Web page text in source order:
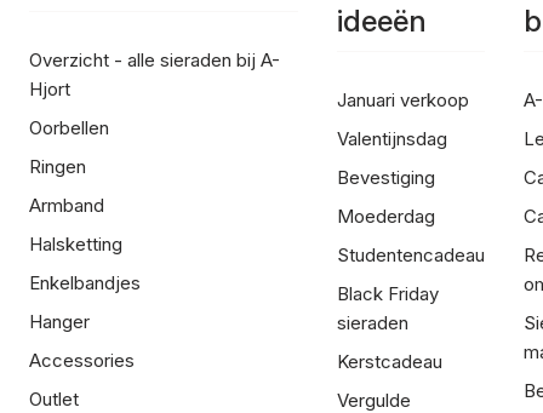
Overzicht - alle sieraden bij A-
Hjort
Oorbellen
Ringen
Armband
Halsketting
Enkelbandjes
Hanger
Accessories
Outlet
ideeën
Januari verkoop
Valentijnsdag
Bevestiging
Moederdag
Studentencadeau
Black Friday
sieraden
Kerstcadeau
Vergulde